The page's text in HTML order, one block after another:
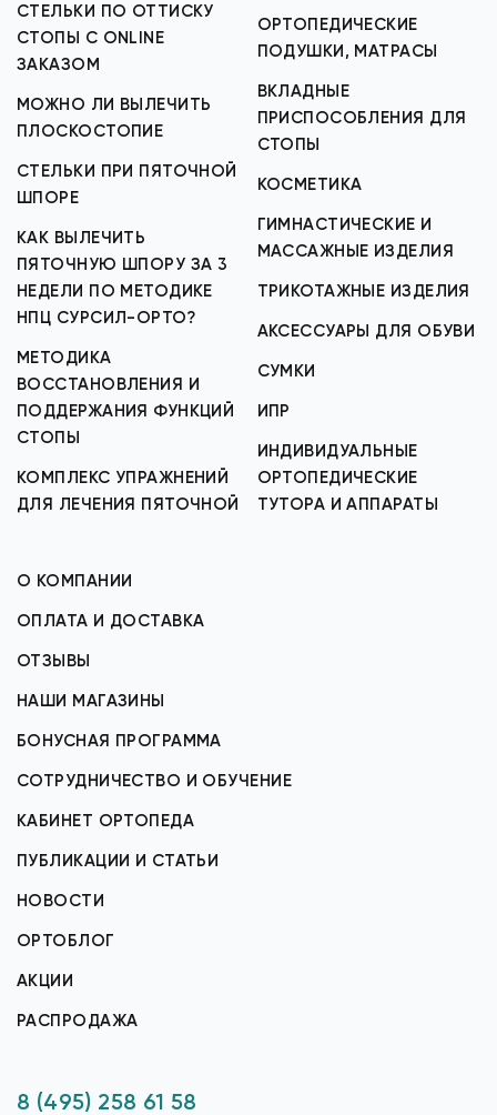
СТЕЛЬКИ ПО ОТТИСКУ
СТОПЫ С ONLINE
ЗАКАЗОМ
МОЖНО ЛИ ВЫЛЕЧИТЬ
ПЛОСКОСТОПИЕ
СТЕЛЬКИ ПРИ ПЯТОЧНОЙ
ШПОРЕ
КАК ВЫЛЕЧИТЬ
ПЯТОЧНУЮ ШПОРУ ЗА 3
НЕДЕЛИ ПО МЕТОДИКЕ
НПЦ СУРСИЛ-ОРТО?
МЕТОДИКА
ВОССТАНОВЛЕНИЯ И
ПОДДЕРЖАНИЯ ФУНКЦИЙ
СТОПЫ
КОМПЛЕКС УПРАЖНЕНИЙ
ДЛЯ ЛЕЧЕНИЯ ПЯТОЧНОЙ
ОРТОПЕДИЧЕСКИЕ
ПОДУШКИ, МАТРАСЫ
ВКЛАДНЫЕ
ПРИСПОСОБЛЕНИЯ ДЛЯ
СТОПЫ
КОСМЕТИКА
ГИМНАСТИЧЕСКИЕ И
МАССАЖНЫЕ ИЗДЕЛИЯ
ТРИКОТАЖНЫЕ ИЗДЕЛИЯ
АКСЕССУАРЫ ДЛЯ ОБУВИ
СУМКИ
ИПР
ИНДИВИДУАЛЬНЫЕ
ОРТОПЕДИЧЕСКИЕ
ТУТОРА И АППАРАТЫ
О КОМПАНИИ
ОПЛАТА И ДОСТАВКА
ОТЗЫВЫ
НАШИ МАГАЗИНЫ
БОНУСНАЯ ПРОГРАММА
СОТРУДНИЧЕСТВО И ОБУЧЕНИЕ
КАБИНЕТ ОРТОПЕДА
ПУБЛИКАЦИИ И СТАТЬИ
НОВОСТИ
ОРТОБЛОГ
АКЦИИ
РАСПРОДАЖА
8 (495) 258 61 58